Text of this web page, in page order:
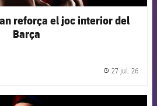
reforça el joc interior del
Barça
27 jul. 26
FCB Barcelona badge